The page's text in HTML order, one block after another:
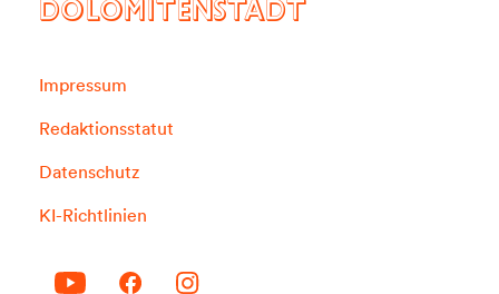
DOLOMITENSTADT
Impressum
Redaktionsstatut
Datenschutz
KI-Richtlinien